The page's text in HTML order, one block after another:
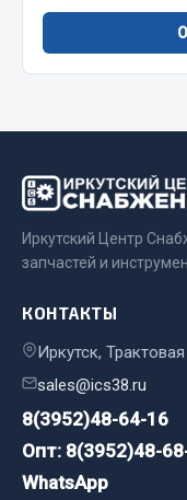
Охладжающие
Болты
Пресс-масленки
Пробки
Пружины
Хомуты
Иркутский Центр
запчастей и
КОНТАКТЫ
Иркутск,
sales@ics38.ru
8(3952)48-64-16
Опт: 8(3952)48-
WhatsApp